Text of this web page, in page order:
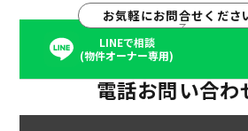
お気軽にお問合せくださ
LINEで相談
(物件オーナー専用)
電話お問い合わ